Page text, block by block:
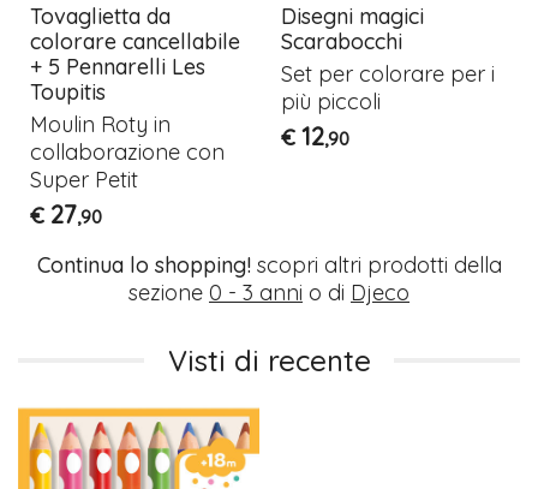
Tovaglietta da
colorare cancellabile
+ 5 Pennarelli Les
Toupitis
Moulin Roty in
collaborazione con
Super Petit
€ 27,90
Disegni magici
Scarabocchi
Set per colorare per i
più piccoli
€ 12,90
Continua lo shopping!scopri altri prodotti della
sezione 0 - 3 anni o di Djeco
Visti di recente